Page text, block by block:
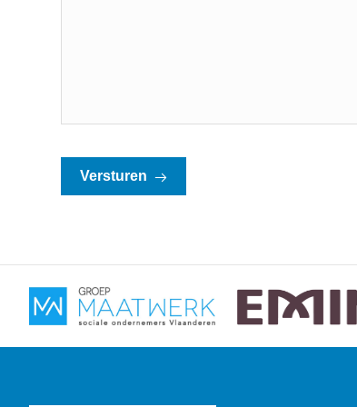
Versturen